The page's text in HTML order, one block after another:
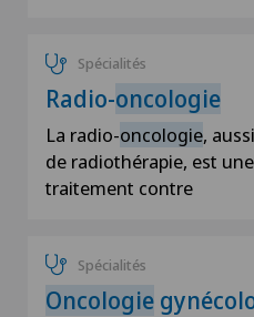
Spécialités
Radio-oncologie
La radio-oncologie,
de radiothérapie, est
traitement contre
Spécialités
Oncologie